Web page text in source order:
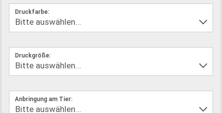
Druckfarbe:
Druckgröße:
Anbringung am Tier: